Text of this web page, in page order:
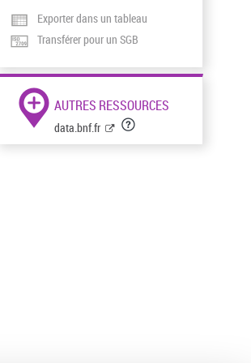
Exporter dans un tableau
Transférer pour un SGB
AUTRES RESSOURCES
data.bnf.fr